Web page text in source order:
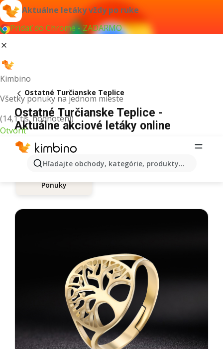
Aktuálne letáky vždy po ruke
Pridať do Chrome - ZADARMO
Kimbino
Všetky ponuky na jednom mieste
(14,1 tis. hodnotení)
Otvoriť
Hľadajte obchody, kategórie, produkty...
Ostatné Turčianske Teplice
Ostatné Turčianske Teplice -
Aktuálne akciové letáky online
Ponuky